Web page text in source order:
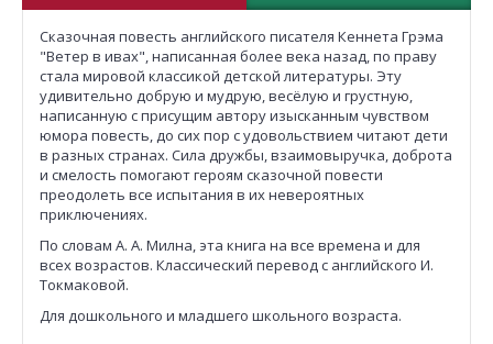
Сказочная повесть английского писателя Кеннета Грэма
"Ветер в ивах", написанная более века назад, по праву
стала мировой классикой детской литературы. Эту
удивительно добрую и мудрую, весёлую и грустную,
написанную с присущим автору изысканным чувством
юмора повесть, до сих пор с удовольствием читают дети
в разных странах. Сила дружбы, взаимовыручка, доброта
и смелость помогают героям сказочной повести
преодолеть все испытания в их невероятных
приключениях.
По словам А. А. Милна, эта книга на все времена и для
всех возрастов. Классический перевод с английского И.
Токмаковой.
Для дошкольного и младшего школьного возраста.